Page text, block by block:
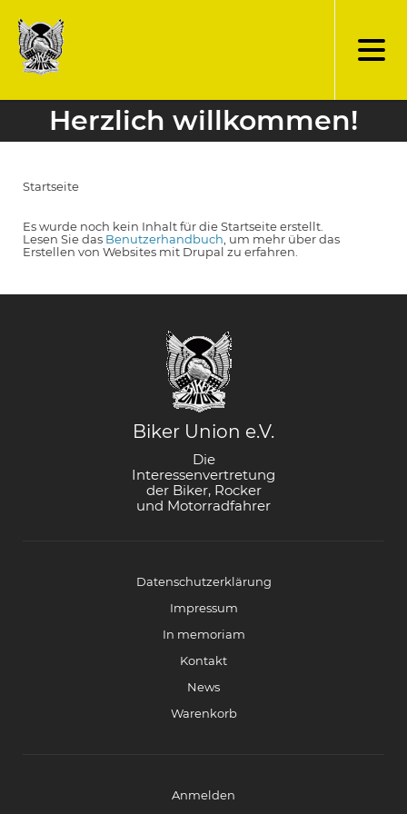
zum
Inhalt
Herzlich willkommen!
Startseite
Es wurde noch kein Inhalt für die Startseite erstellt.
Lesen Sie das Benutzerhandbuch , um mehr über das
Erstellen von Websites mit Drupal zu erfahren.
Biker Union e.V.
Die
Interessenvertretung
der Biker, Rocker
und Motorradfahrer
Datenschutzerklärung
Impressum
In memoriam
Kontakt
News
Warenkorb
Anmelden